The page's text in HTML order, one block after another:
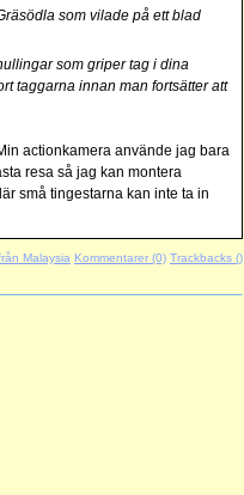
som vilade på ett blad
som griper tag i dina
taggarna innan man fortsätter att
actionkamera använde jag bara
resa så jag kan montera
små tingestarna kan inte ta in
Malaysia Kommentarer (0) Trackbacks ()